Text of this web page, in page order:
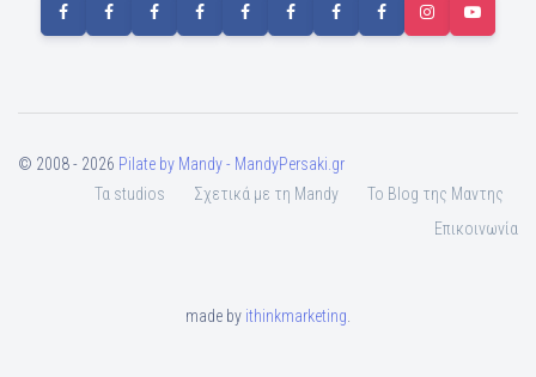
© 2008 - 2026 Pilate by Mandy - MandyPersaki.gr
Τα studios
Σχετικά με τη Mandy
To Blog της Μαντης
Επικοινωνία
made by ithinkmarketing